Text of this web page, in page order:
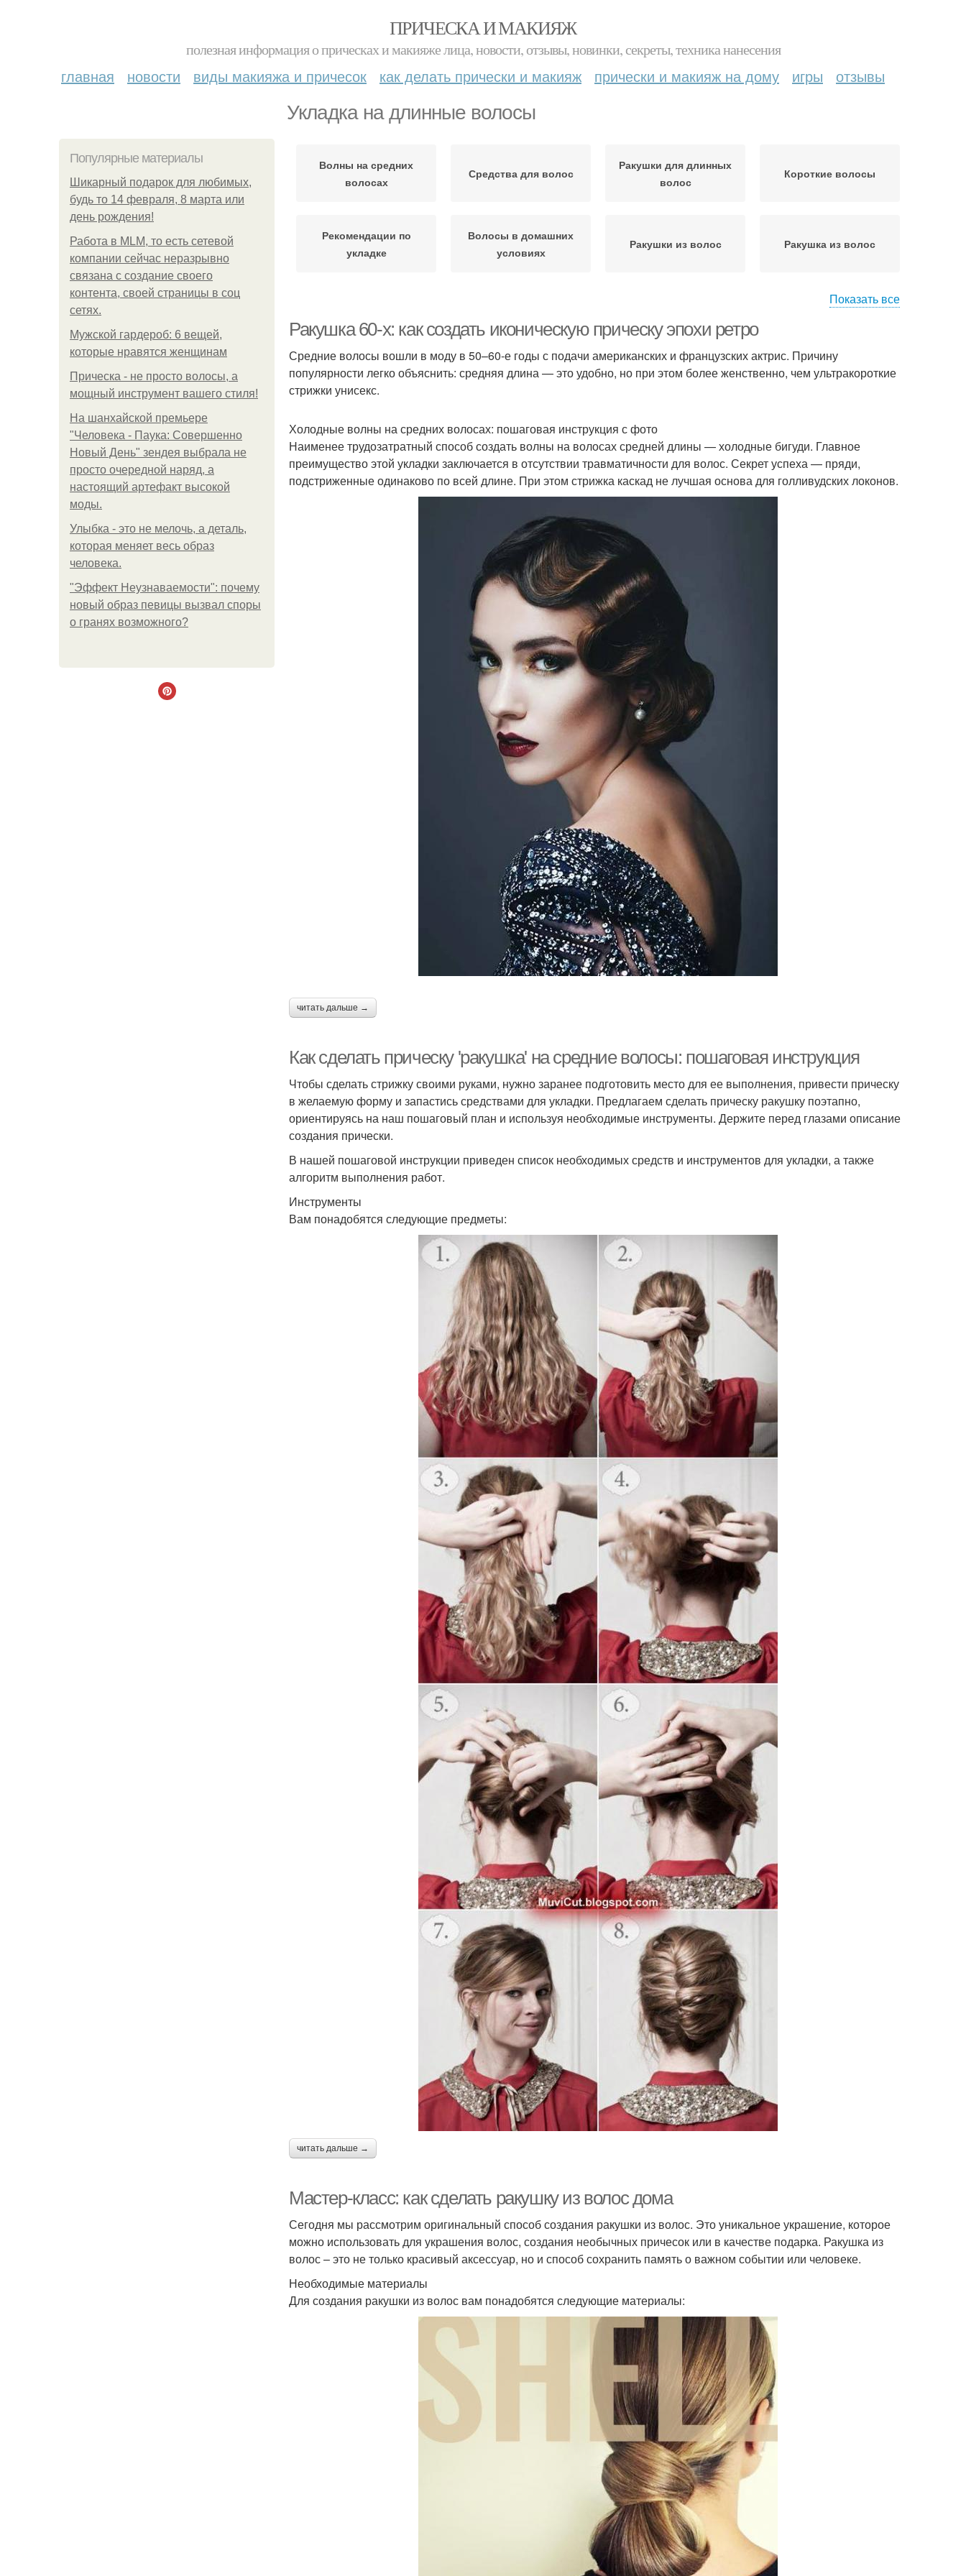
ПРИЧЕСКА И МАКИЯЖ
полезная информация о прическах и макияже лица, новости, отзывы, новинки, секреты, техника нанесения
главная новости виды макияжа и причесок как делать прически и макияж прически и макияж на дому игры отзывы
Укладка на длинные волосы
Популярные материалы
Шикарный подарок для любимых,
будь то 14 февраля, 8 марта или
день рождения!
Работа в MLM, то есть сетевой
компании сейчас неразрывно
связана с создание своего
контента, своей страницы в соц
сетях.
Мужской гардероб: 6 вещей,
которые нравятся женщинам
Прическа - не просто волосы, а
мощный инструмент вашего стиля!
На шанхайской премьере
"Человека - Паука: Совершенно
Новый День" зендея выбрала не
просто очередной наряд, а
настоящий артефакт высокой
моды.
Улыбка - это не мелочь, а деталь,
которая меняет весь образ
человека.
"Эффект Неузнаваемости": почему
новый образ певицы вызвал споры
о гранях возможного?
Волны на средних
волосах
Средства для волос
Ракушки для длинных
волос
Короткие волосы
Рекомендации по
укладке
Волосы в домашних
условиях
Ракушки из волос Ракушка из волос
волосы
Волос в тугой пучок
Ракушка на короткие
Пошагово на длинные
Инструменты для
укладки
Волос к укладке Вечерняя укладка Укладка с ракушкой
Вид при укладке
Волос для создания Пенки для укладки
Показать все
Ракушка 60-х: как создать иконическую прическу эпохи ретро
Средние волосы вошли в моду в 50–60-е годы с подачи американских и французских актрис. Причину
популярности легко объяснить: средняя длина — это удобно, но при этом более женственно, чем ультракороткие
стрижки унисекс.
Холодные волны на средних волосах: пошаговая инструкция с фото
Наименее трудозатратный способ создать волны на волосах средней длины — холодные бигуди. Главное
преимущество этой укладки заключается в отсутствии травматичности для волос. Секрет успеха — пряди,
подстриженные одинаково по всей длине. При этом стрижка каскад не лучшая основа для голливудских локонов.
читать дальше →
Как сделать прическу 'ракушка' на средние волосы: пошаговая инструкция
Чтобы сделать стрижку своими руками, нужно заранее подготовить место для ее выполнения, привести прическу
в желаемую форму и запастись средствами для укладки. Предлагаем сделать прическу ракушку поэтапно,
ориентируясь на наш пошаговый план и используя необходимые инструменты. Держите перед глазами описание
создания прически.
В нашей пошаговой инструкции приведен список необходимых средств и инструментов для укладки, а также
алгоритм выполнения работ.
Инструменты
Вам понадобятся следующие предметы:
читать дальше →
Мастер-класс: как сделать ракушку из волос дома
Сегодня мы рассмотрим оригинальный способ создания ракушки из волос. Это уникальное украшение, которое
можно использовать для украшения волос, создания необычных причесок или в качестве подарка. Ракушка из
волос – это не только красивый аксессуар, но и способ сохранить память о важном событии или человеке.
Необходимые материалы
Для создания ракушки из волос вам понадобятся следующие материалы: